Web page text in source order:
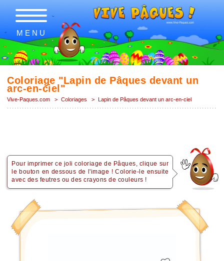
MENU
Coloriage "Lapin de Pâques devant un
arc-en-ciel"
Vive-Paques.com > Coloriages > Lapin de Pâques devant un arc-en-ciel
Pour imprimer ce joli coloriage de Pâques, clique sur
le bouton en dessous de l'image ! Colorie-le ensuite
avec des feutres ou des crayons de couleurs !